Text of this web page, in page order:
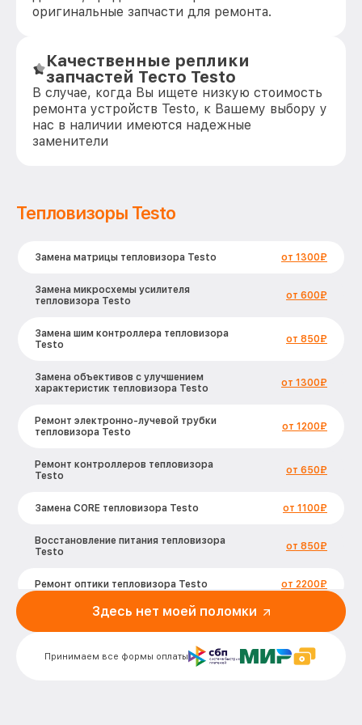
оригинальные запчасти для ремонта.
Качественные реплики
запчастей Тесто Testo
В случае, когда Вы ищете низкую стоимость
ремонта устройств Testo, к Вашему выбору у
нас в наличии имеются надежные
заменители
Тепловизоры Testo
Замена матрицы тепловизора Testo от 1300₽
Замена микросхемы усилителя
тепловизора Testo
от 600₽
Замена шим контроллера тепловизора
Testo
от 850₽
Замена объективов с улучшением
характеристик тепловизора Testo
от 1300₽
Ремонт электронно-лучевой трубки
тепловизора Testo
от 1200₽
Ремонт контроллеров тепловизора
Testo
от 650₽
Замена CORE тепловизора Testo от 1100₽
Восстановление питания тепловизора
Testo
от 850₽
Ремонт оптики тепловизора Testo от 2200₽
Ремонт датчика синхроимпульсов
Калибровка и настройка тепловизора
от 900₽
Принимаем все формы оплаты
Здесь нет моей поломки